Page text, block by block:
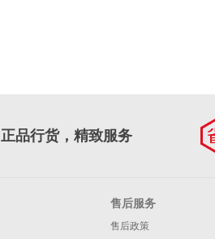
正品行货，精致服务
售后服务
售后政策